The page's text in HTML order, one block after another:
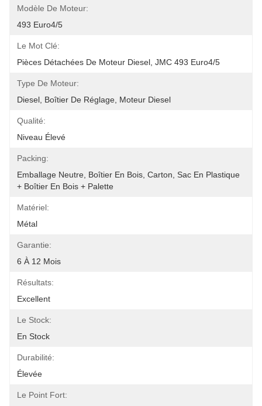
Modèle De Moteur:
493 Euro4/5
Le Mot Clé:
Pièces Détachées De Moteur Diesel, JMC 493 Euro4/5
Type De Moteur:
Diesel, Boîtier De Réglage, Moteur Diesel
Qualité:
Niveau Élevé
Packing:
Emballage Neutre, Boîtier En Bois, Carton, Sac En Plastique
+ Boîtier En Bois + Palette
Matériel:
Métal
Garantie:
6 À 12 Mois
Résultats:
Excellent
Le Stock:
En Stock
Durabilité:
Élevée
Le Point Fort: